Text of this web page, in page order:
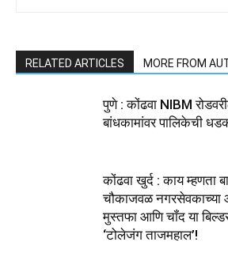
RELATED ARTICLES MORE FROM
पुणे : कोंढवा NIBM
बांधकामांवर पालिकेची
कोंढवा खुर्द : काय म्हणता
चौकाजवळ नगरसेवकाच्या
मुस्तफा आणि चॉंद या
‘टोलेजंग ताजमहाल’!